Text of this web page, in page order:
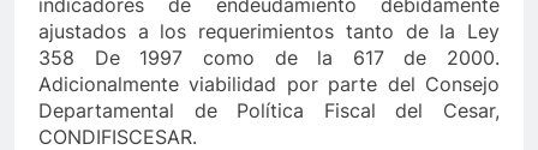
ajustados a los requerimientos tanto de la Ley
358 De 1997 como de la 617 de 2000.
Adicionalmente viabilidad por parte del Consejo
Departamental de Política Fiscal del Cesar,
CONDIFISCESAR.